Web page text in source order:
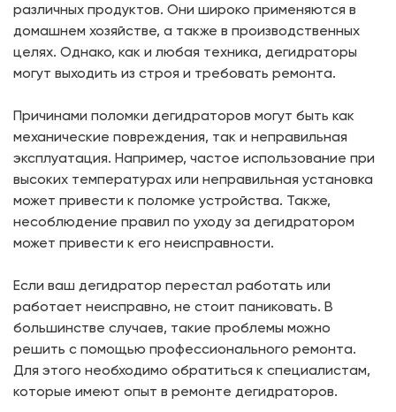
различных продуктов. Они широко применяются в
домашнем хозяйстве, а также в производственных
целях. Однако, как и любая техника, дегидраторы
могут выходить из строя и требовать ремонта.
Причинами поломки дегидраторов могут быть как
механические повреждения, так и неправильная
эксплуатация. Например, частое использование при
высоких температурах или неправильная установка
может привести к поломке устройства. Также,
несоблюдение правил по уходу за дегидратором
может привести к его неисправности.
Если ваш дегидратор перестал работать или
работает неисправно, не стоит паниковать. В
большинстве случаев, такие проблемы можно
решить с помощью профессионального ремонта.
Для этого необходимо обратиться к специалистам,
которые имеют опыт в ремонте дегидраторов.